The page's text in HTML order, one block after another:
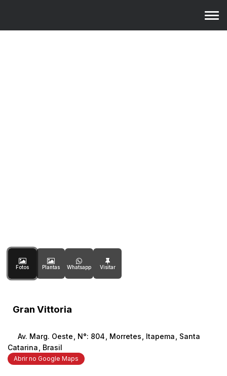
Fotos Plantas Whatsapp
Gran Vittoria
Av. Marg. Oeste N°: 804 Morretes Itapema
Santa
Catarina
Brasil
Abrir no Google Maps